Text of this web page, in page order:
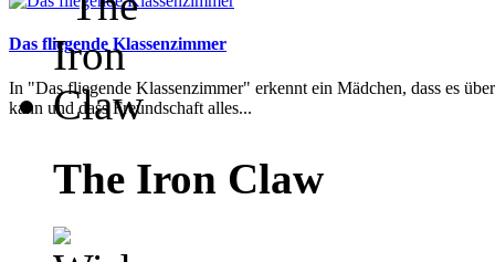
Das fliegende Klassenzimmer
In "Das fliegende Klassenzimmer" erkennt ein Mädchen, dass es
kann und dass Freundschaft alles...
The Iron Claw